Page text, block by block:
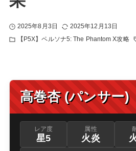
2025年8月3日
2025年12月13日
【P5X】ペルソナ5: The Phantom X攻略
高巻杏 (パンサー)
レア度
星5
属性
火炎